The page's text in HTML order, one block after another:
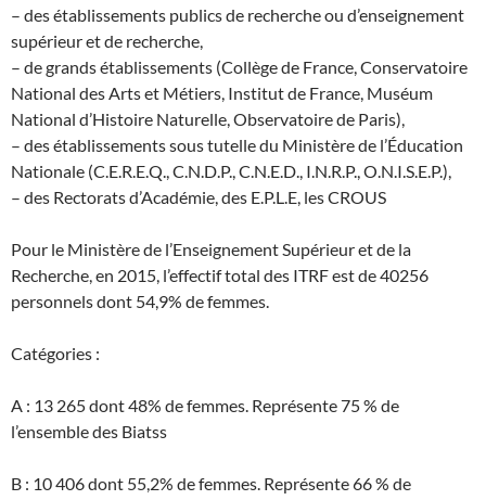
– des établissements publics de recherche ou d’enseignement
supérieur et de recherche,
– de grands établissements (Collège de France, Conservatoire
National des Arts et Métiers, Institut de France, Muséum
National d’Histoire Naturelle, Observatoire de Paris),
– des établissements sous tutelle du Ministère de l’Éducation
Nationale (C.E.R.E.Q., C.N.D.P., C.N.E.D., I.N.R.P., O.N.I.S.E.P.),
– des Rectorats d’Académie, des E.P.L.E, les CROUS
Pour le Ministère de l’Enseignement Supérieur et de la
Recherche, en 2015, l’effectif total des ITRF est de 40256
personnels dont 54,9% de femmes.
Catégories :
A : 13 265 dont 48% de femmes. Représente 75 % de
l’ensemble des Biatss
B : 10 406 dont 55,2% de femmes. Représente 66 % de